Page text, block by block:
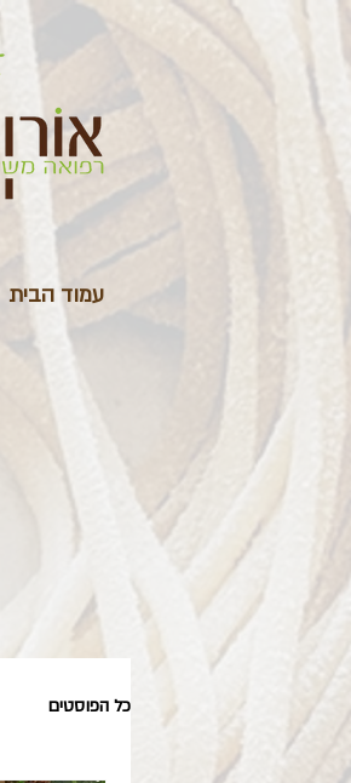
עמוד הבית
כל הפוסטים